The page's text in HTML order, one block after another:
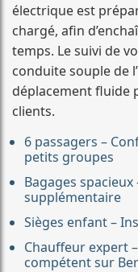
électrique est
chargé, afin
temps. Le suivi de
conduite souple de
déplacement fluide
clients.
6 passagers –
petits groupes
Bagages
supplémentaire
Sièges enfant –
Chauffeur expert
compétent sur